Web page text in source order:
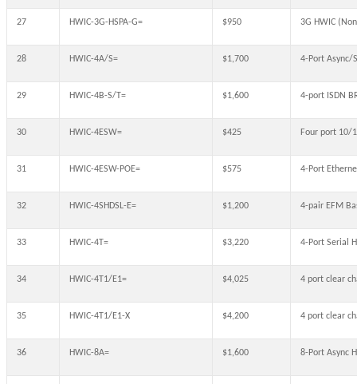
27 HWIC-3G-HSPA-G= $950 3G HWIC
28 HWIC-4A/S= $1,700 4-Port Async/
29 HWIC-4B-S/T= $1,600 4-port ISDN
30 HWIC-4ESW= $425 Four port 10/
31 HWIC-4ESW-POE= $575 4-Port
32 HWIC-4SHDSL-E= $1,200 4-pair EFM
33 HWIC-4T= $3,220 4-Port Serial
34 HWIC-4T1/E1= $4,025 4 port clear
35 HWIC-4T1/E1-X $4,200 4 port clear
36 HWIC-8A= $1,600 8-Port Async